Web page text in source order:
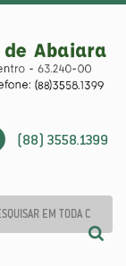
(88) 3558.1399